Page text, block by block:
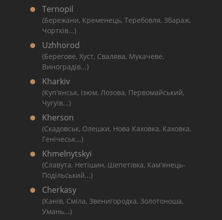
Ternopil
(Бережани, Кременець, Теребовля, Збараж,
Чортків...)
Uzhhorod
(Берегове, Хуст, Свалява, Мукачеве,
Виноградів...)
Kharkiv
(Куп'янськ, Ізюм, Лозова, Первомайський,
Чугуїв...)
Kherson
(Скадовськ, Олешки, Нова Каховка, Каховка,
Генічеськ...)
Khmelnytskyi
(Славута, Нетішин, Шепетівка, Кам'янець-
Подільський...)
Cherkasy
(Канів, Сміла, Звенигородка, Золотоноша,
Умань...)